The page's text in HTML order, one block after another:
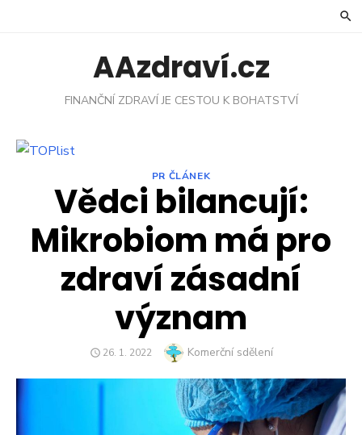
AAzdraví.cz
FINANČNÍ ZDRAVÍ JE CESTOU K BOHATSTVÍ
PR ČLÁNEK
Vědci bilancují:
Mikrobiom má pro
zdraví zásadní
význam
POSTED
26. 1. 2022 Author
Komerční sdělení